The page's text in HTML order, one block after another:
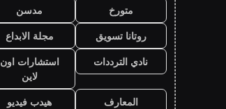
متورخ
مدسن
روتانا تسويق
مجلة الابداع
نادي الترددات
استشارات اون
لاين
المعارف
هيدب فيديو